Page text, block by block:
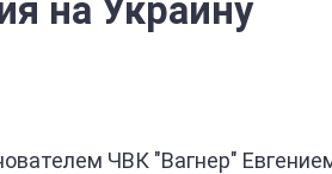
на Украину
ЧВК "Вагнер"